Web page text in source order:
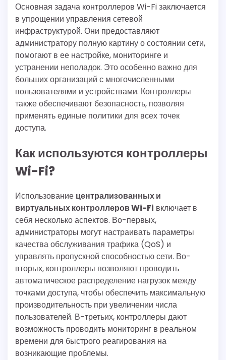
Основная задача контроллеров Wi-Fi заключается
в упрощении управления сетевой
инфраструктурой. Они предоставляют
администратору полную картину о состоянии сети,
помогают в ее настройке, мониторинге и
устранении неполадок. Это особенно важно для
больших организаций с многочисленными
пользователями и устройствами. Контроллеры
также обеспечивают безопасность, позволяя
применять единые политики для всех точек
доступа.
Как используются контроллеры
Wi-Fi?
Использование централизованных и
виртуальных контроллеров Wi-Fi включает в
себя несколько аспектов. Во-первых,
администраторы могут настраивать параметры
качества обслуживания трафика (QoS) и
управлять пропускной способностью сети. Во-
вторых, контроллеры позволяют проводить
автоматическое распределение нагрузок между
точками доступа, чтобы обеспечить максимальную
производительность при увеличении числа
пользователей. В-третьих, контроллеры дают
возможность проводить мониторинг в реальном
времени для быстрого реагирования на
возникающие проблемы.